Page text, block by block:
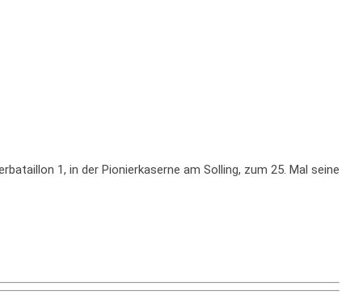
1, in der Pionierkaserne am Solling, zum 25. Mal seine